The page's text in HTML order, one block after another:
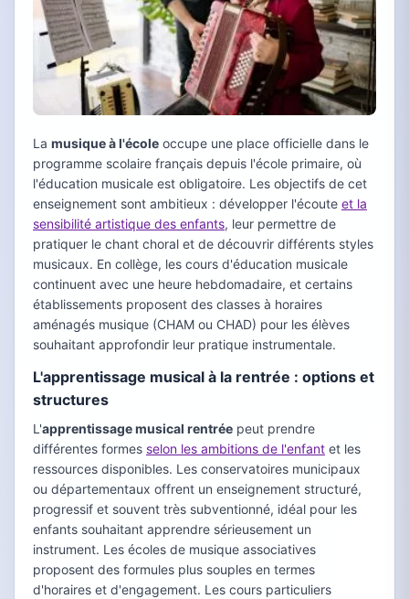
La musique à l'école occupe une place officielle dans le
programme scolaire français depuis l'école primaire, où
l'éducation musicale est obligatoire. Les objectifs de cet
enseignement sont ambitieux : développer l'écoute et la
sensibilité artistique des enfants, leur permettre de
pratiquer le chant choral et de découvrir différents styles
musicaux. En collège, les cours d'éducation musicale
continuent avec une heure hebdomadaire, et certains
établissements proposent des classes à horaires
aménagés musique (CHAM ou CHAD) pour les élèves
souhaitant approfondir leur pratique instrumentale.
L'apprentissage musical à la rentrée : options et
structures
L'apprentissage musical rentrée peut prendre
différentes formes selon les ambitions de l'enfant et les
ressources disponibles. Les conservatoires municipaux
ou départementaux offrent un enseignement structuré,
progressif et souvent très subventionné, idéal pour les
enfants souhaitant apprendre sérieusement un
instrument. Les écoles de musique associatives
proposent des formules plus souples en termes
d'horaires et d'engagement. Les cours particuliers